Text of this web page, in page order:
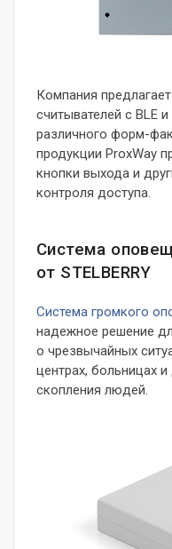
Компания
считывателей с BLE
различного форм-
продукции ProxWay
кнопки выхода и
контроля доступа.
Система
от STELBERRY
Система громкого
надежное решение
о чрезвычайных
центрах, больницах
скопления людей.